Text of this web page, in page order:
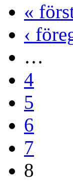
«
‹
…
4
5
6
7
8